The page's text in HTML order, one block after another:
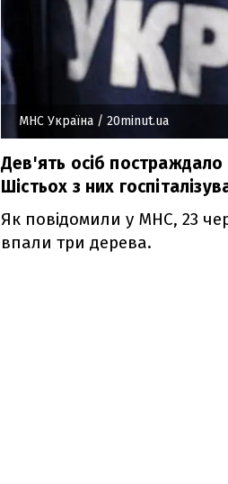
МНС Україна / 20minut.ua
Дев'ять осіб постраждало
Шістьох з них
Як повідомили у МНС, 23
впали три дерева.